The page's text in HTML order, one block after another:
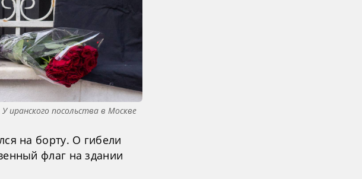
У иранского посольства в Москве
на борту. О гибели
флаг на здании